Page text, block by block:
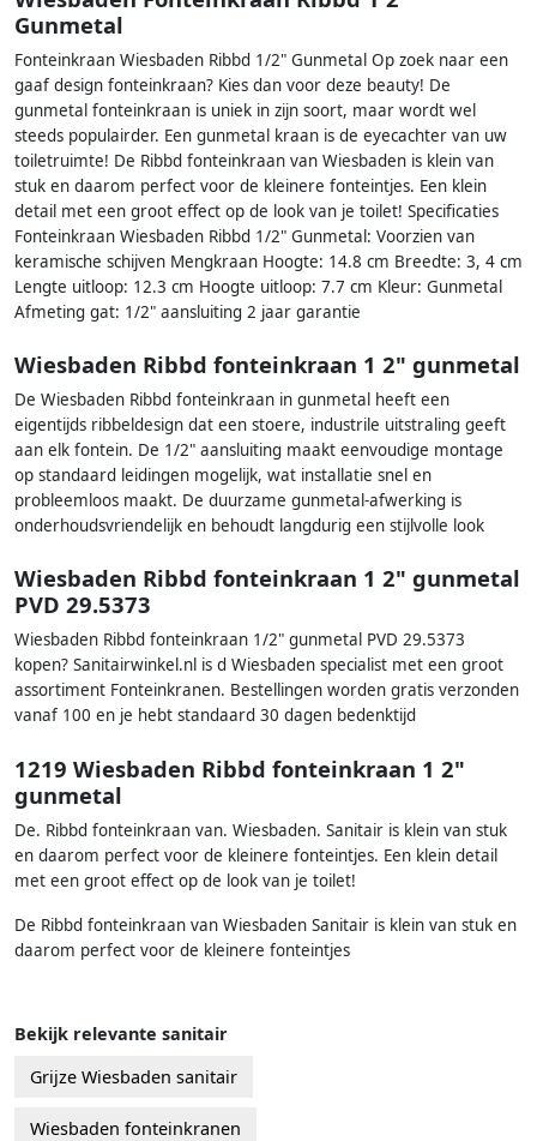
Gunmetal
Fonteinkraan Wiesbaden Ribbd 1/2" Gunmetal Op zoek naar een
gaaf design fonteinkraan? Kies dan voor deze beauty! De
gunmetal fonteinkraan is uniek in zijn soort, maar wordt wel
steeds populairder. Een gunmetal kraan is de eyecachter van uw
toiletruimte! De Ribbd fonteinkraan van Wiesbaden is klein van
stuk en daarom perfect voor de kleinere fonteintjes. Een klein
detail met een groot effect op de look van je toilet! Specificaties
Fonteinkraan Wiesbaden Ribbd 1/2" Gunmetal: Voorzien van
keramische schijven Mengkraan Hoogte: 14.8 cm Breedte: 3, 4 cm
Lengte uitloop: 12.3 cm Hoogte uitloop: 7.7 cm Kleur: Gunmetal
Afmeting gat: 1/2" aansluiting 2 jaar garantie
Wiesbaden Ribbd fonteinkraan 1 2" gunmetal
De Wiesbaden Ribbd fonteinkraan in gunmetal heeft een
eigentijds ribbeldesign dat een stoere, industrile uitstraling geeft
aan elk fontein. De 1/2" aansluiting maakt eenvoudige montage
op standaard leidingen mogelijk, wat installatie snel en
probleemloos maakt. De duurzame gunmetal-afwerking is
onderhoudsvriendelijk en behoudt langdurig een stijlvolle look
Wiesbaden Ribbd fonteinkraan 1 2" gunmetal
PVD 29.5373
Wiesbaden Ribbd fonteinkraan 1/2" gunmetal PVD 29.5373
kopen? Sanitairwinkel.nl is d Wiesbaden specialist met een groot
assortiment Fonteinkranen. Bestellingen worden gratis verzonden
vanaf 100 en je hebt standaard 30 dagen bedenktijd
1219 Wiesbaden Ribbd fonteinkraan 1 2"
gunmetal
De. Ribbd fonteinkraan van. Wiesbaden. Sanitair is klein van stuk
en daarom perfect voor de kleinere fonteintjes. Een klein detail
met een groot effect op de look van je toilet!
De Ribbd fonteinkraan van Wiesbaden Sanitair is klein van stuk en
daarom perfect voor de kleinere fonteintjes
Bekijk relevante sanitair
Grijze Wiesbaden sanitair
Wiesbaden fonteinkranen